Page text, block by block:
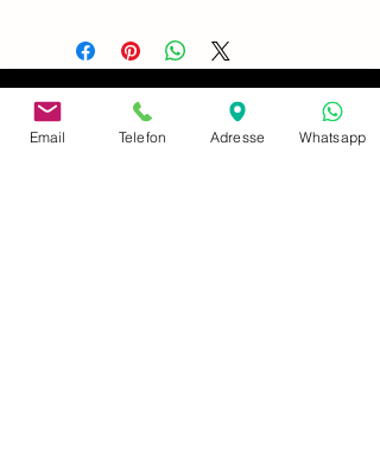
Email Telefon Adresse Whatsapp